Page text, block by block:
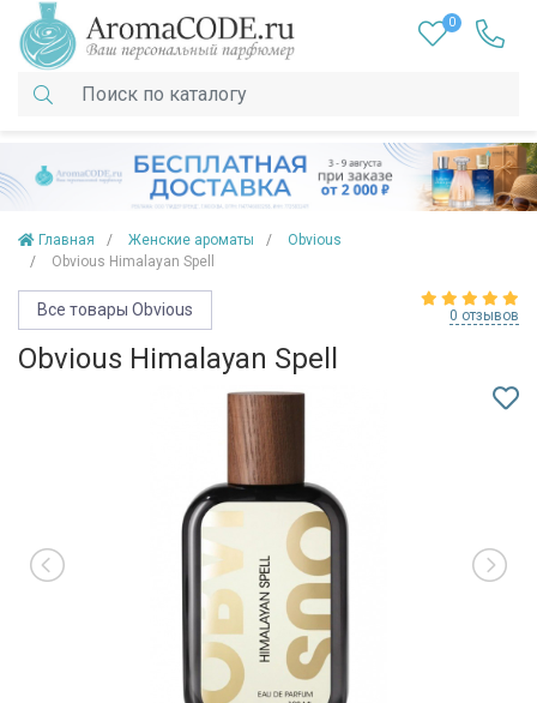
0
Главная Женские ароматы
Obvious
Obvious Himalayan Spell
Все товары Obvious 0 отзывов
Obvious Himalayan Spell